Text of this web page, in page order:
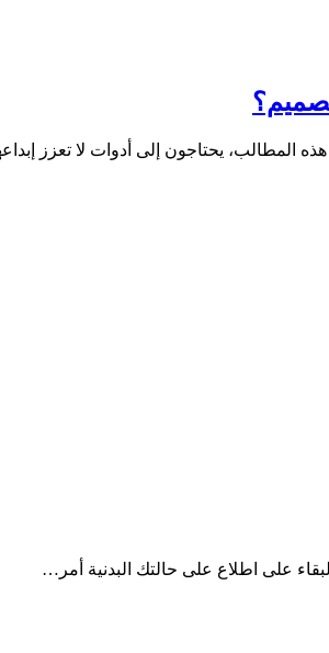
المطالب، يحتاجون إلى أدوات لا تعزز
على اطلاع على حالتك البدنية أمر…